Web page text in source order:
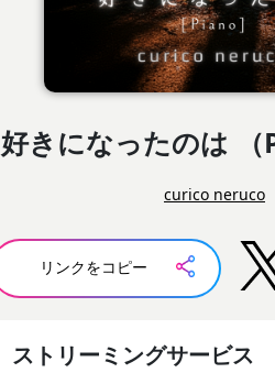
好きになったのは （
curico neruco
リンクをコピー
ストリーミングサービス